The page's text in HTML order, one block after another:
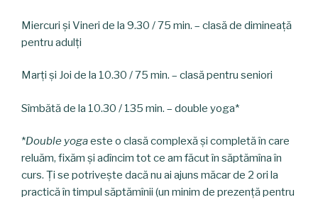
Miercuri și Vineri de la 9.30 / 75 min. – clasă de dimineață
pentru adulți
Marți și Joi de la 10.30 / 75 min. – clasă pentru seniori
Sîmbătă de la 10.30 / 135 min. – double yoga*
*Double yogaeste o clasă complexă și completă în care
reluăm, fixăm și adîncim tot ce am făcut în săptămîna în
curs. Ți se potrivește dacă nu ai ajuns măcar de 2 ori la
practică în timpul săptămînii (un minim de prezență pentru